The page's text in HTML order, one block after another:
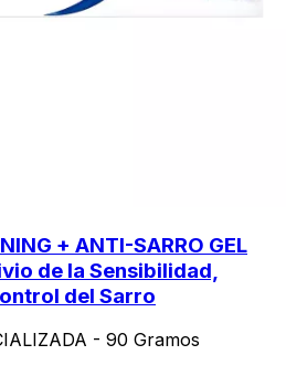
+ ANTI-SARRO GEL
de la Sensibilidad,
del Sarro
- 90 Gramos